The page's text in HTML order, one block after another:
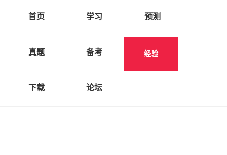
首页 学习 预测
真题 备考 经验
下载 论坛